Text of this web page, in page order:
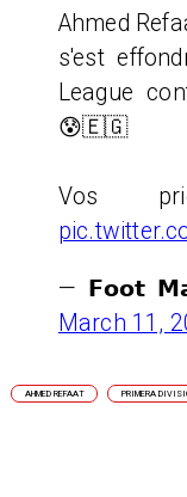
Ahmed
s'est
League
😰🇪🇬
Vos
— 𝗙𝗼𝗼𝘁
March 11,
AHMED REFAAT PRIMERA